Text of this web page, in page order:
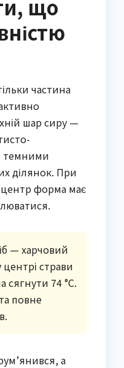
що
частина
шар сиру —
темними
ділянок. При
центр форма має
— харчовий
страви
сягнути 74 °C.
повне
а